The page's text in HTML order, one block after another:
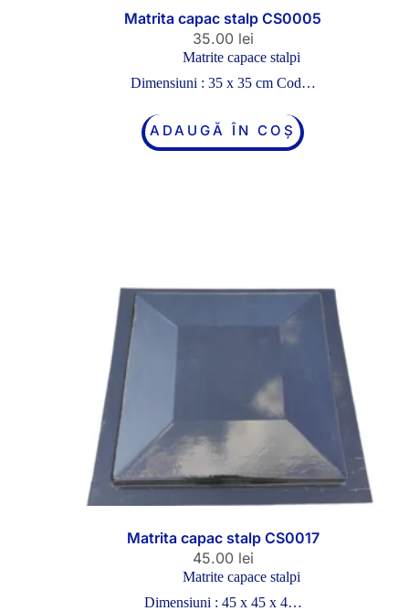
Matrita capac stalp CS0005
35.00 lei
Matrite capace stalpi
Dimensiuni : 35 x 35 cm Cod…
ADAUGĂ ÎN COȘ
Matrita capac stalp CS0017
45.00 lei
Matrite capace stalpi
Dimensiuni : 45 x 45 x 4…